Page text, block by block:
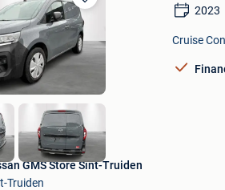
Bewaren
in
Mijn
Favorieten
2023
Cruise
GMS Store Sint-Truiden
Truiden